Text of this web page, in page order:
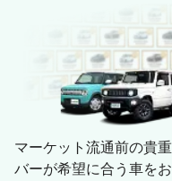
マーケット流通前の貴
バーが希望に合う車をお